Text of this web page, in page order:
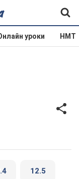
уроки НМТ
12.5